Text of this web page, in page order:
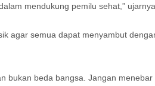
mendukung pemilu sehat,” ujarnya.
agar semua dapat menyambut
bukan beda bangsa. Jangan